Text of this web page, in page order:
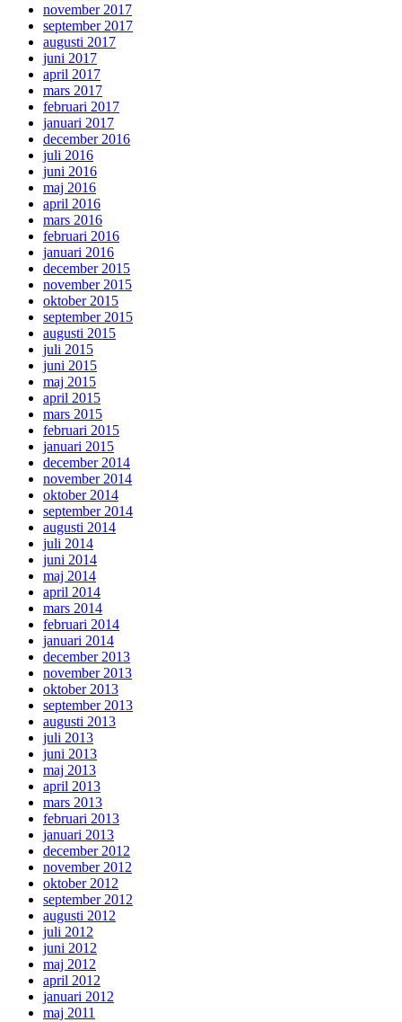
november 2017
september 2017
augusti 2017
juni 2017
april 2017
mars 2017
februari 2017
januari 2017
december 2016
juli 2016
juni 2016
maj 2016
april 2016
mars 2016
februari 2016
januari 2016
december 2015
november 2015
oktober 2015
september 2015
augusti 2015
juli 2015
juni 2015
maj 2015
april 2015
mars 2015
februari 2015
januari 2015
december 2014
november 2014
oktober 2014
september 2014
augusti 2014
juli 2014
juni 2014
maj 2014
april 2014
mars 2014
februari 2014
januari 2014
december 2013
november 2013
oktober 2013
september 2013
augusti 2013
juli 2013
juni 2013
maj 2013
april 2013
mars 2013
februari 2013
januari 2013
december 2012
november 2012
oktober 2012
september 2012
augusti 2012
juli 2012
juni 2012
maj 2012
april 2012
januari 2012
maj 2011